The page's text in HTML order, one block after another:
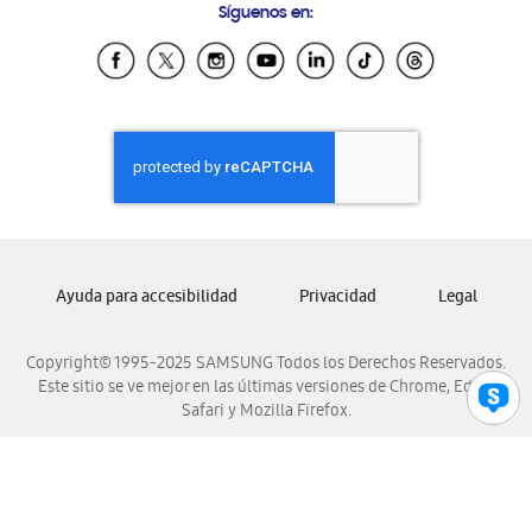
Samsung Ecuador
Samsung El Salvador
Samsung Honduras
Samsung Nicaragua
Samsung Panamá
Samsung Venezuela
Síguenos en:
Copyright© 1995-2025 SAMSUNG Todos los Derechos Reservados.
Este sitio se ve mejor en las últimas versiones de Chrome, Edge,
Safari y Mozilla Firefox.
Ayuda para accesibilidad Privacidad Legal